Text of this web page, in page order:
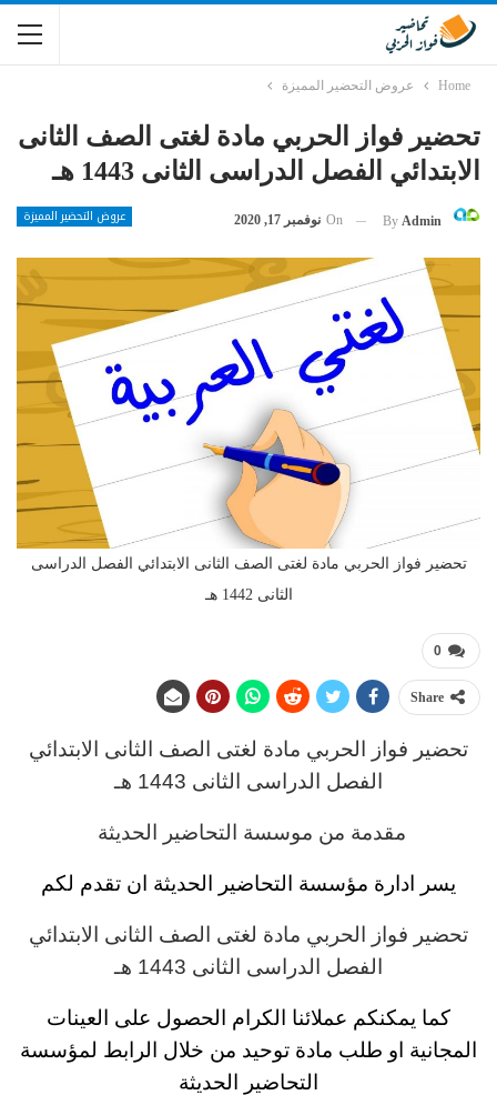
Home عروض التحضير المميزة
تحضير فواز الحربي مادة لغتى الصف الثانى
الابتدائي الفصل الدراسى الثانى 1443 هـ
عروض التحضير المميزة By Admin
On نوفمبر 17, 2020
تحضير فواز الحربي مادة لغتى الصف الثانى الابتدائي الفصل الدراسى
الثانى 1442 هـ
0
Share
تحضير فواز الحربي مادة لغتى الصف الثانى الابتدائي
الفصل الدراسى الثانى 1443 هـ
مقدمة من موسسة التحاضير الحديثة
يسر ادارة مؤسسة التحاضير الحديثة ان تقدم لكم
تحضير فواز الحربي مادة لغتى الصف الثانى الابتدائي
الفصل الدراسى الثانى 1443 هـ
كما يمكنكم عملائنا الكرام الحصول على العينات
المجانية او طلب مادة توحيد من خلال الرابط لمؤسسة
التحاضير الحديثة